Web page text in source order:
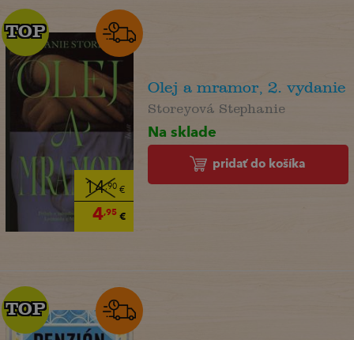
14,90€
4,95€
TOP
TOP
Olej a mramor, 2. vydanie
Storeyová Stephanie
Na sklade
pridať do košíka
TOP
TOP